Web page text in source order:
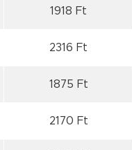
1918 Ft
2316 Ft
1875 Ft
2170 Ft